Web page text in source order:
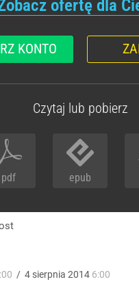
ofertę dla
KONTO
Czytaj lub pobierz
pdf epub
/ 4 sierpnia 2014 6:00